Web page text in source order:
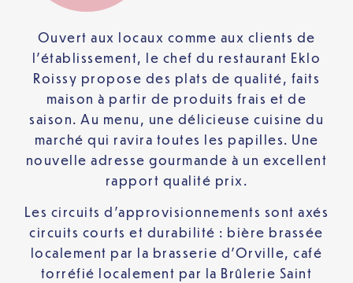
Ouvert aux locaux comme aux clients de
l’établissement, le chef du restaurant Eklo
Roissy propose des plats de qualité, faits
maison à partir de produits frais et de
saison. Au menu, une délicieuse cuisine du
marché qui ravira toutes les papilles. Une
nouvelle adresse gourmande à un excellent
rapport qualité prix.
Les circuits d’approvisionnements sont axés
circuits courts et durabilité : bière brassée
localement par la brasserie d’Orville, café
torréfié localement par la Brûlerie Saint